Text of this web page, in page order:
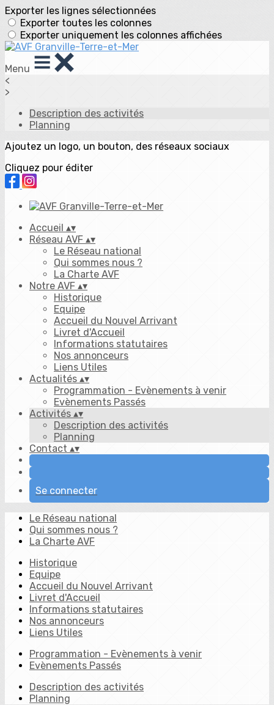
Exporter les lignes sélectionnées
Exporter toutes les colonnes
Exporter uniquement les colonnes affichées
Menu
<
>
Description des activités
Planning
Ajoutez un logo, un bouton, des réseaux sociaux
Cliquez pour éditer
Accueil ▴▾
Réseau AVF ▴▾
Le Réseau national
Qui sommes nous ?
La Charte AVF
Notre AVF ▴▾
Historique
Equipe
Accueil du Nouvel Arrivant
Livret d'Accueil
Informations statutaires
Nos annonceurs
Liens Utiles
Actualités ▴▾
Programmation - Evènements à venir
Evènements Passés
Activités ▴▾
Description des activités
Planning
Contact ▴▾
Se connecter
Le Réseau national
Qui sommes nous ?
La Charte AVF
Historique
Equipe
Accueil du Nouvel Arrivant
Livret d'Accueil
Informations statutaires
Nos annonceurs
Liens Utiles
Programmation - Evènements à venir
Evènements Passés
Description des activités
Planning